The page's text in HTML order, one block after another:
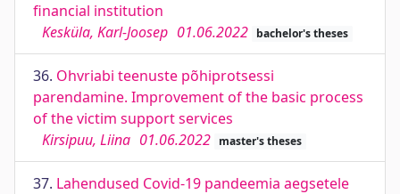
financial institution
Kesküla, Karl-Joosep 01.06.2022 bachelor's theses
36. Ohvriabi teenuste põhiprotsessi
parendamine. Improvement of the basic process
of the victim support services
Kirsipuu, Liina 01.06.2022 master's theses
37. Lahendused Covid-19 pandeemia aegsetele